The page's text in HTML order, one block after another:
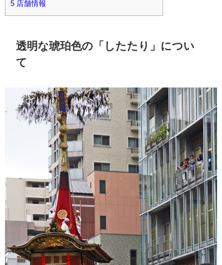
5 店舗情報
透明な琥珀色の「したたり」につい
て